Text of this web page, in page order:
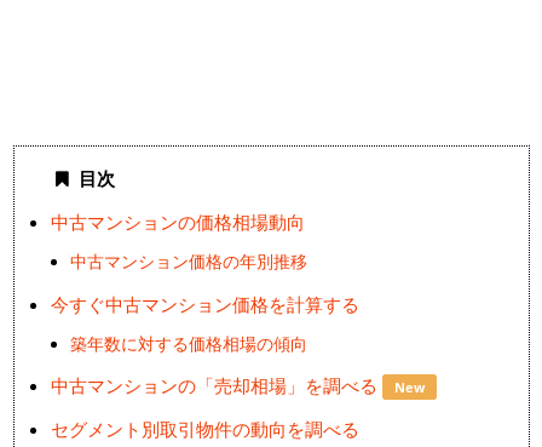
目次
中古マンションの価格相場動向
中古マンション価格の年別推移
今すぐ中古マンション価格を計算する
築年数に対する価格相場の傾向
中古マンションの「売却相場」を調べる New
セグメント別取引物件の動向を調べる